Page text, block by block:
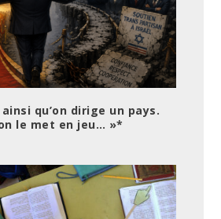
ainsi qu’on dirige un pays.
le met en jeu… »*